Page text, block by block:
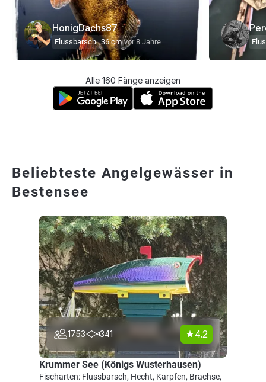
HonigDachs87
Flussbarsch 36 cm vor 8 Jahre
Alle 160 Fänge anzeigen
Beliebteste Angelgewässer in
Bestensee
1753 341 4.2
Krummer See (Königs Wusterhausen)
Fischarten: Flussbarsch, Hecht, Karpfen, Brachse,